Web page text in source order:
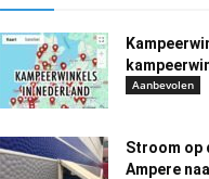
Aanbevolen
Stroom op
Ampere